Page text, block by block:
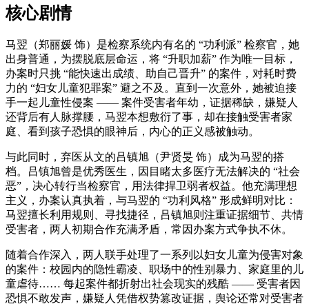
核心剧情
马翌（郑丽媛 饰）是检察系统内有名的 “功利派” 检察官，她
出身普通，为摆脱底层命运，将 “升职加薪” 作为唯一目标，
办案时只挑 “能快速出成绩、助自己晋升” 的案件，对耗时费
力的 “妇女儿童犯罪案” 避之不及。直到一次意外，她被迫接
手一起儿童性侵案 —— 案件受害者年幼，证据稀缺，嫌疑人
还背后有人脉撑腰，马翌本想敷衍了事，却在接触受害者家
庭、看到孩子恐惧的眼神后，内心的正义感被触动。
与此同时，弃医从文的吕镇旭（尹贤旻 饰）成为马翌的搭
档。吕镇旭曾是优秀医生，因目睹太多医疗无法解决的 “社会
恶”，决心转行当检察官，用法律捍卫弱者权益。他充满理想
主义，办案认真执着，与马翌的 “功利风格” 形成鲜明对比：
马翌擅长利用规则、寻找捷径，吕镇旭则注重证据细节、共情
受害者，两人初期合作充满矛盾，常因办案方式争执不休。
随着合作深入，两人联手处理了一系列以妇女儿童为侵害对象
的案件：校园内的隐性霸凌、职场中的性别暴力、家庭里的儿
童虐待…… 每起案件都折射出社会现实的残酷 —— 受害者因
恐惧不敢发声，嫌疑人凭借权势篡改证据，舆论还常对受害者